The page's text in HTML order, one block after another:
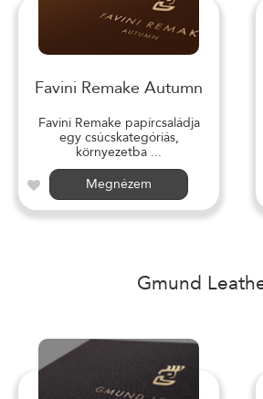
Favini Remake Autumn
Favini Remake papírcsaládja
egy csúcskategóriás,
környezetba ...
Megnézem
Gmund